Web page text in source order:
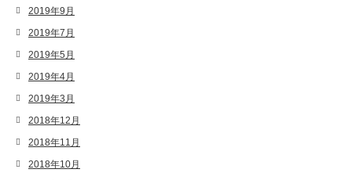
2019年9月
2019年7月
2019年5月
2019年4月
2019年3月
2018年12月
2018年11月
2018年10月